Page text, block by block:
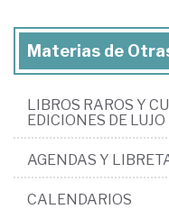
Materias de
LIBROS RAROS Y
EDICIONES DE LUJO
AGENDAS Y
CALENDARIOS